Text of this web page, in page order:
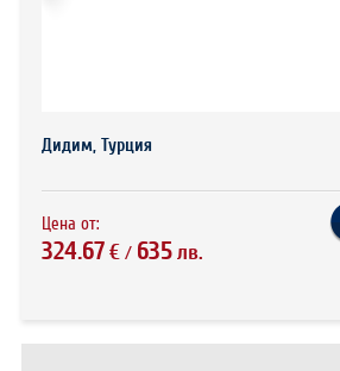
Дидим, Турция
Цена от:
324.67€/ 635лв.